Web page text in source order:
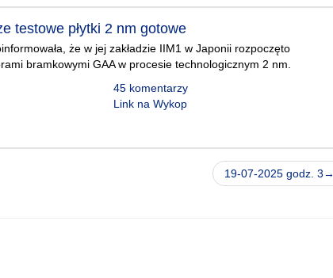
testowe płytki 2 nm gotowe
że w jej zakładzie IIM1 w Japonii rozpoczęto
bramkowymi GAA w procesie technologicznym 2 nm.
45 komentarzy
Link na Wykop
19-07-2025 godz. 3→